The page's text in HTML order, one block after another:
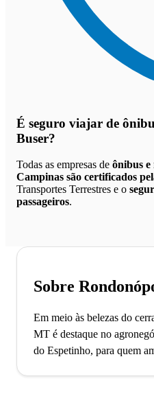
É seguro viajar de
Buser?
Todas as empresas de ônibus e
Campinas são certificados
Transportes Terrestres e o
passageiros.
Sobre
Em meio às belezas do
MT é destaque no
do Espetinho, para quem